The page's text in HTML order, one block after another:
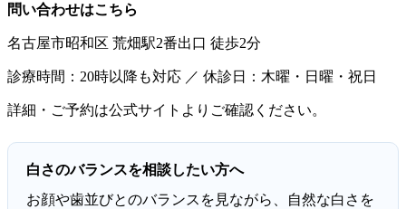
問い合わせはこちら
名古屋市昭和区 荒畑駅2番出口 徒歩2分
診療時間：20時以降も対応 ／ 休診日：木曜・日曜・祝日
詳細・ご予約は公式サイトよりご確認ください。
白さのバランスを相談したい方へ
お顔や歯並びとのバランスを見ながら、自然な白さを